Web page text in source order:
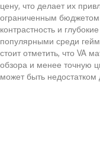
цену, что делает их
ограниченным
контрастность и
популярными среди
стоит отметить, что VA
обзора и менее точную
может быть недостатком